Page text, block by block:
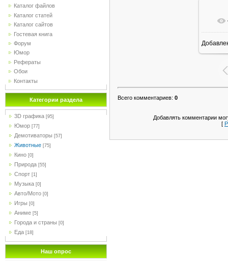
Каталог файлов
Каталог статей
Каталог сайтов
Гостевая книга
Форум
Юмор
Рефераты
Обои
Контакты
Категории раздела
3D графика [95]
Юмор [77]
Демотиваторы [57]
Животные [75]
Кино [0]
Природа [55]
Спорт [1]
Музыка [0]
Авто/Мото [0]
Игры [0]
Аниме [5]
Города и страны [0]
Еда [18]
Наш опрос
Всего комментариев: 0
Добавлять комментарии
[